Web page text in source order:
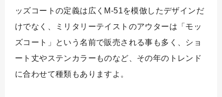
ッズコートの定義は広くM-51を模倣したデザインだ
けでなく、ミリタリーテイストのアウターは「モッ
ズコート」という名前で販売される事も多く、ショ
ート丈やステンカラーものなど、その年のトレンド
に合わせて種類もありますよ。